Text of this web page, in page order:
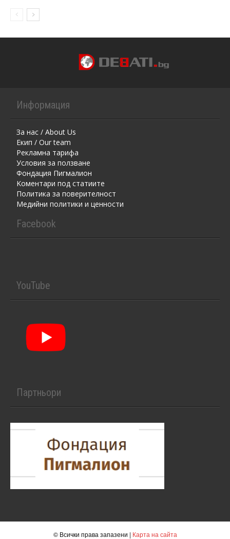
Информация
За нас / About Us
Екип / Our team
Рекламна тарифа
Условия за ползване
Фондация Пигмалион
Kоментaри под статиите
Политика за поверителност
Медийни политики и ценности
Facebook
YouTube
Партньори
© Всички права запазени | Карта на сайта